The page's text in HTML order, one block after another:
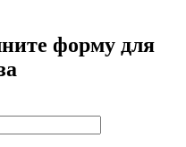
форму для